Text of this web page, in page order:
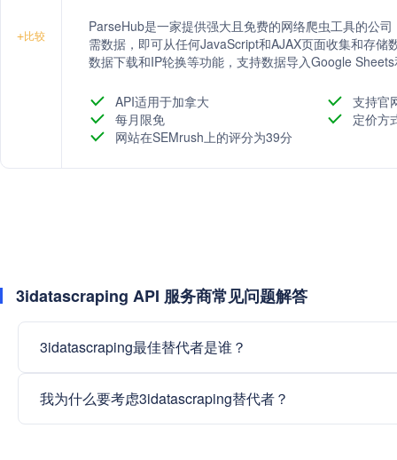
+比较
ParseHub是一家提供强大且免费的网络爬虫工具的公
需数据，即可从任何JavaScript和AJAX页面收集和存
数据下载和IP轮换等功能，支持数据导入Google
API适用于加拿大
支持官
每月限免
定价方
网站在SEMrush上的评分为39分
3idatascraping API 服务商常见问题解答
3idatascraping最佳替代者是谁？
我为什么要考虑3idatascraping替代者？